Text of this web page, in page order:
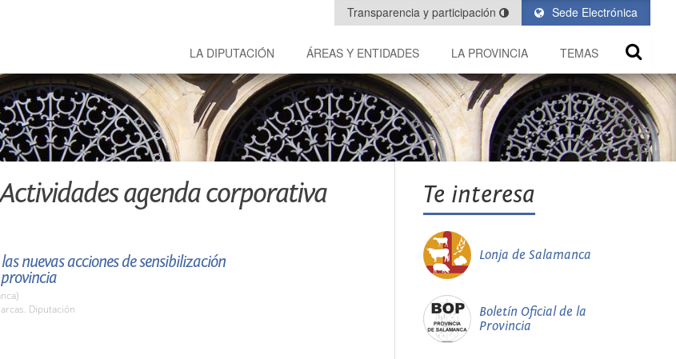
Sede Electrónica
Transparencia y participación
LA DIPUTACIÓN ÁREAS Y ENTIDADES LA PROVINCIA TEMAS
agenda corporativa
nuevas acciones de sensibilización
Diputación
Te interesa
Lonja de Salamanca
Boletín Oficial de la
Provincia